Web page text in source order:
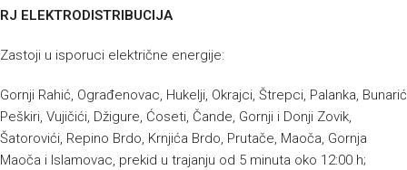
RJ ELEKTRODISTRIBUCIJA
Zastoji u isporuci električne energije:
Gornji Rahić, Ograđenovac, Hukelji, Okrajci, Štrepci, Palanka, Bunarić
Peškiri, Vujičići, Džigure, Ćoseti, Čande, Gornji i Donji Zovik,
Šatorovići, Repino Brdo, Krnjića Brdo, Prutače, Maoča, Gornja
Maoča i Islamovac, prekid u trajanju od 5 minuta oko 12:00 h;